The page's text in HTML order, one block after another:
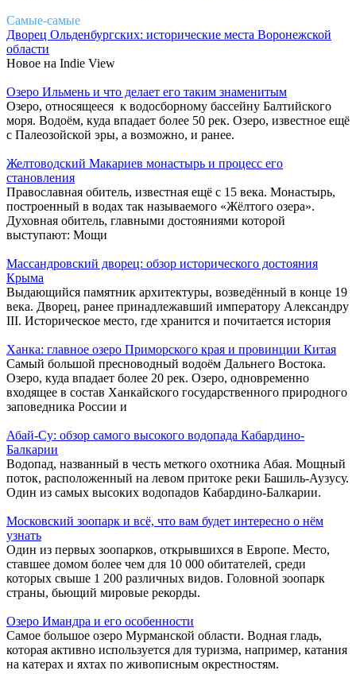
Самые-самые
Дворец Ольденбургских: исторические места Воронежской
области
Новое на Indie View
Озеро Ильмень и что делает его таким знаменитым
Озеро, относящееся к водосборному бассейну Балтийского
моря. Водоём, куда впадает более 50 рек. Озеро, известное ещё
с Палеозойской эры, а возможно, и ранее.
Желтоводский Макариев монастырь и процесс его
становления
Православная обитель, известная ещё с 15 века. Монастырь,
построенный в водах так называемого «Жёлтого озера».
Духовная обитель, главными достояниями которой
выступают: Мощи
Массандровский дворец: обзор исторического достояния
Крыма
Выдающийся памятник архитектуры, возведённый в конце 19
века. Дворец, ранее принадлежавший императору Александру
III. Историческое место, где хранится и почитается история
Ханка: главное озеро Приморского края и провинции Китая
Самый большой пресноводный водоём Дальнего Востока.
Озеро, куда впадает более 20 рек. Озеро, одновременно
входящее в состав Ханкайского государственного природного
заповедника России и
Абай-Су: обзор самого высокого водопада Кабардино-
Балкарии
Водопад, названный в честь меткого охотника Абая. Мощный
поток, расположенный на левом притоке реки Башиль-Аузусу.
Один из самых высоких водопадов Кабардино-Балкарии.
Московский зоопарк и всё, что вам будет интересно о нём
узнать
Один из первых зоопарков, открывшихся в Европе. Место,
ставшее домом более чем для 10 000 обитателей, среди
которых свыше 1 200 различных видов. Головной зоопарк
страны, бьющий мировые рекорды.
Озеро Имандра и его особенности
Самое большое озеро Мурманской области. Водная гладь,
которая активно используется для туризма, например, катания
на катерах и яхтах по живописным окрестностям.